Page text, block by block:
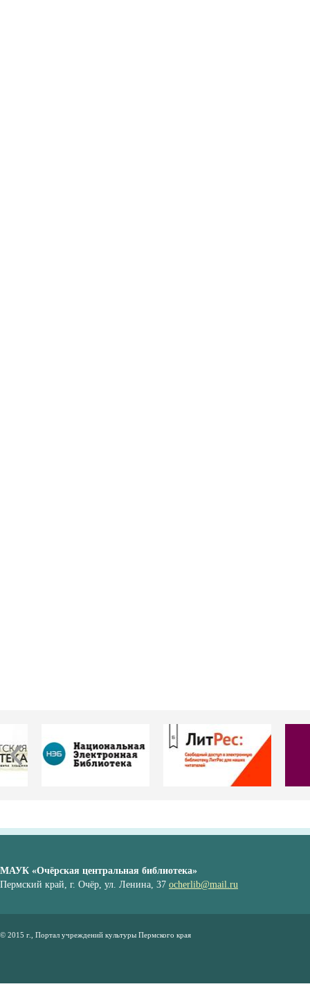
МАУК «Очёрская центральная библиотека»
Пермский край, г. Очёр, ул. Ленина, 37 ocherlib@mail.ru
© 2015 г., Портал учреждений культуры Пермского края